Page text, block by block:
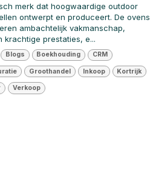
merk dat hoogwaardige outdoor
ontwerpt en produceert. De ovens
ambachtelijk vakmanschap,
krachtige prestaties, e...
Blogs Boekhouding CRM
Groothandel Inkoop Kortrijk
Verkoop